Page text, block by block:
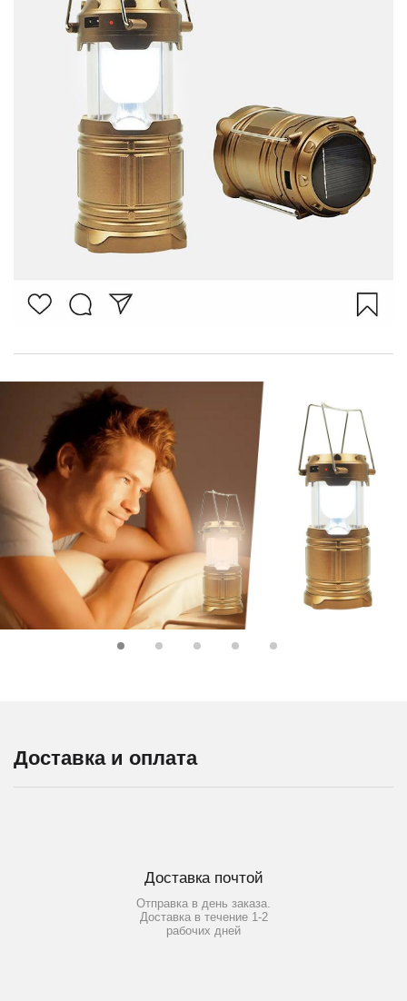
Доставка и оплата
Доставка почтой
Отправка в день заказа.
Доставка в течение 1-2
рабочих дней